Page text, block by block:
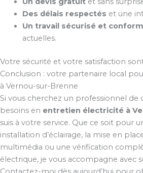
Des délais respectés et une
Un travail sécurisé et
actuelles.
Votre sécurité et votre satisfaction
Conclusion : votre partenaire local
à Vernou-sur-Brenne
Si vous cherchez un professionnel de
besoins en entretien électricité à
suis à votre service. Que ce soit pour
installation d’éclairage, la mise en
multimédia ou une vérification
électrique, je vous accompagne avec